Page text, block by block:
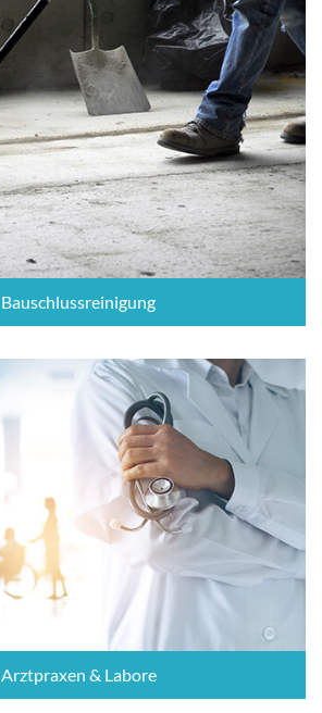
Bauschlussreinigung
Arztpraxen & Labore